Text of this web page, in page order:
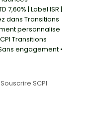
7,60% | Label ISR |
dans Transitions
personnalise
Transitions
engagement •
Souscrire SCPI